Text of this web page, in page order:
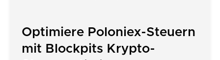
Optimiere Poloniex-Steuern
mit Blockpits Krypto-